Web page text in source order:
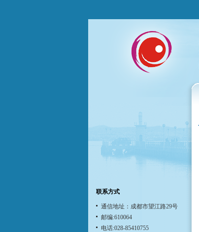
联系方式
通信地址：成都市望江路29号
邮编:610064
电话:028-85410755